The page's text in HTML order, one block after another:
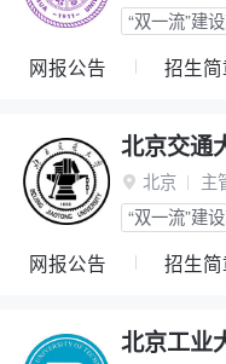
“双一流”建
网报公告 招生
北京交通
 北京 主
“双一流”建
网报公告 招生
北京工业